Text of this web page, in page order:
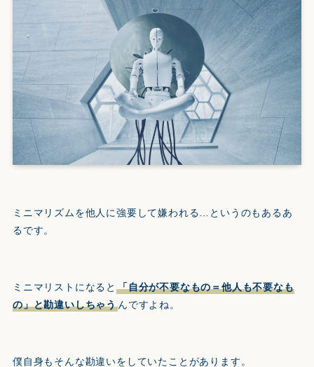
ミニマリズムを他人に強要して嫌われる…というのもあるあ
るです。
ミニマリストになると 「自分が不要なもの＝他人も不要なも
の」と勘違いしちゃうんですよね。
僕自身もそんな勘違いをしていたことがあります。